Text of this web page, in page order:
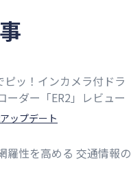
ピッ！インカメラ付ドラ
ーダー「ER2」レビュー
ップデート
羅性を高める 交通情報の